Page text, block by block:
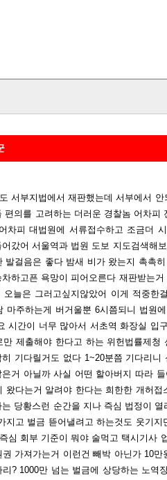
서부지법에서 재판했는데 서부에서
편의를 고려하는 더러운 경찰놈 어차피
차피 대법원에 서류접수하고 조금더
갔어 서울역과 법원 도보 지도검색해
발걸음은 좋다 밤새 비가 왔는지 촉촉
하고픈 욕망이 피어오른다 재판받는
오늘은 그러고싶지않았어 이게 적중한
마주하는게 버거울뿐 6시쯤되니 법원
시간이 너무 많아서 서초역 화장실 입
만 제출해야 한다고 하는 위헌법률제
기다릴거도 없다 1~20분쯤 기다리
거 아닐까 사실 어떤 할아버지 따라
왔다는거 알려야 한다는 희한한 개허
당황스런 순간을 지나 즉심 법정이
지고 벌금 뜯어낼려고 하는것도 웃기
심 회부 기준이 뭐야 술먹고 택시기사
가져가는거 이런건 빼박 아닌가 10
? 1000만 넘는 벌금에 상당하는 노역